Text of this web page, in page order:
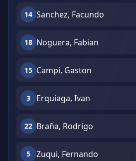
14 Sanchez, Facundo
18 Noguera, Fabian
15 Campi, Gaston
3 Erquiaga, Ivan
22 Braña, Rodrigo
5 Zuqui, Fernando